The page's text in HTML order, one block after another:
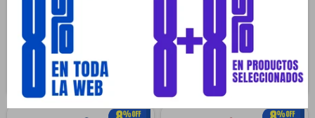
Disponible PickUp
Disponible Envío
$
$ 2.393
Disponible PickUp
Disponible Envío